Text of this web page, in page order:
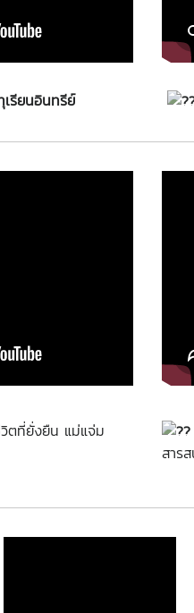
รียนอินทรีย์
ตที่ยั่งยืน แม่แจ่ม
สาร